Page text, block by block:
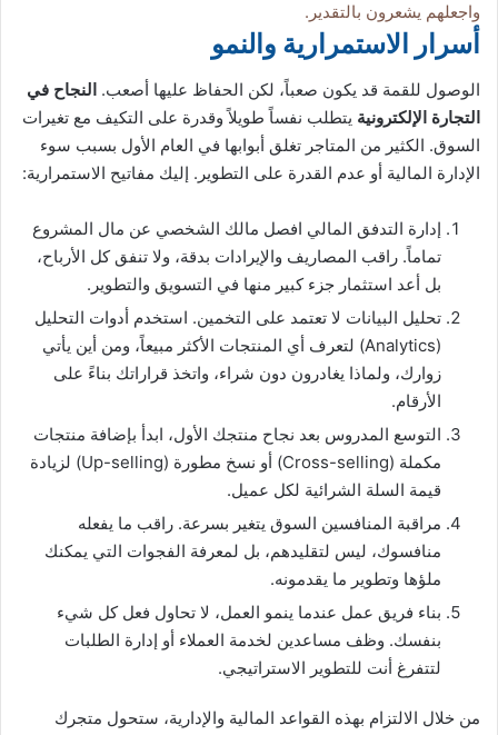
واجعلهم يشعرون بالتقدير.
أسرار الاستمرارية والنمو
الوصول للقمة قد يكون صعباً، لكن الحفاظ عليها أصعب. النجاح في
التجارة الإلكترونية يتطلب نفساً طويلاً وقدرة على التكيف مع تغيرات
السوق. الكثير من المتاجر تغلق أبوابها في العام الأول بسبب سوء
الإدارة المالية أو عدم القدرة على التطوير. إليك مفاتيح الاستمرارية:
إدارة التدفق المالي افصل مالك الشخصي عن مال المشروع
تماماً. راقب المصاريف والإيرادات بدقة، ولا تنفق كل الأرباح،
بل أعد استثمار جزء كبير منها في التسويق والتطوير.
تحليل البيانات لا تعتمد على التخمين. استخدم أدوات التحليل
(Analytics) لتعرف أي المنتجات الأكثر مبيعاً، ومن أين يأتي
زوارك، ولماذا يغادرون دون شراء، واتخذ قراراتك بناءً على
الأرقام.
التوسع المدروس بعد نجاح منتجك الأول، ابدأ بإضافة منتجات
مكملة (Cross-selling) أو نسخ مطورة (Up-selling) لزيادة
قيمة السلة الشرائية لكل عميل.
مراقبة المنافسين السوق يتغير بسرعة. راقب ما يفعله
منافسوك، ليس لتقليدهم، بل لمعرفة الفجوات التي يمكنك
ملؤها وتطوير ما يقدمونه.
بناء فريق عمل عندما ينمو العمل، لا تحاول فعل كل شيء
بنفسك. وظف مساعدين لخدمة العملاء أو إدارة الطلبات
لتتفرغ أنت للتطوير الاستراتيجي.
من خلال الالتزام بهذه القواعد المالية والإدارية، ستحول متجرك